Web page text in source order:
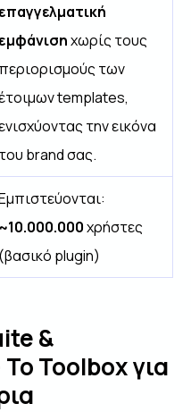
επαγγελματική
εμφάνισηχωρίς τους
περιορισμούς των
templates,
την εικόνα
του brand σας.
~10.000.000χρήστες
(βασικό plugin)
&
Toolbox για